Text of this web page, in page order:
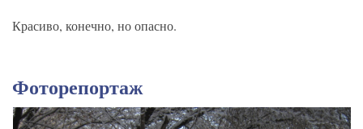
Красиво, конечно, но опасно.
Фоторепортаж